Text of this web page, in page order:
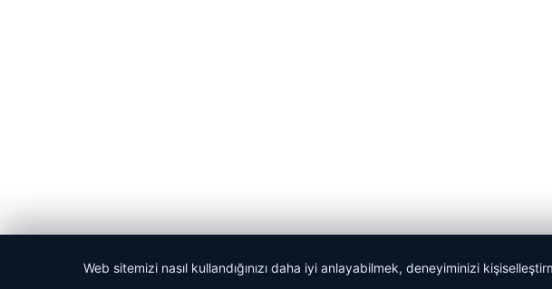
© 2026 Habercin – Güncel Haberler
Web sitemizi nasıl kullandığınızı daha iyi anlayabilmek, deneyiminizi